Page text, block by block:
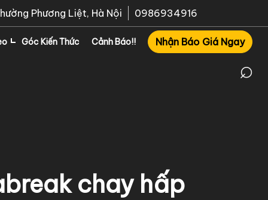
Phương Liệt, Hà Nội 0986934916
Góc Kiến Thức Cảnh Báo!! Nhận Báo Giá Ngay
⌕
chay hấp